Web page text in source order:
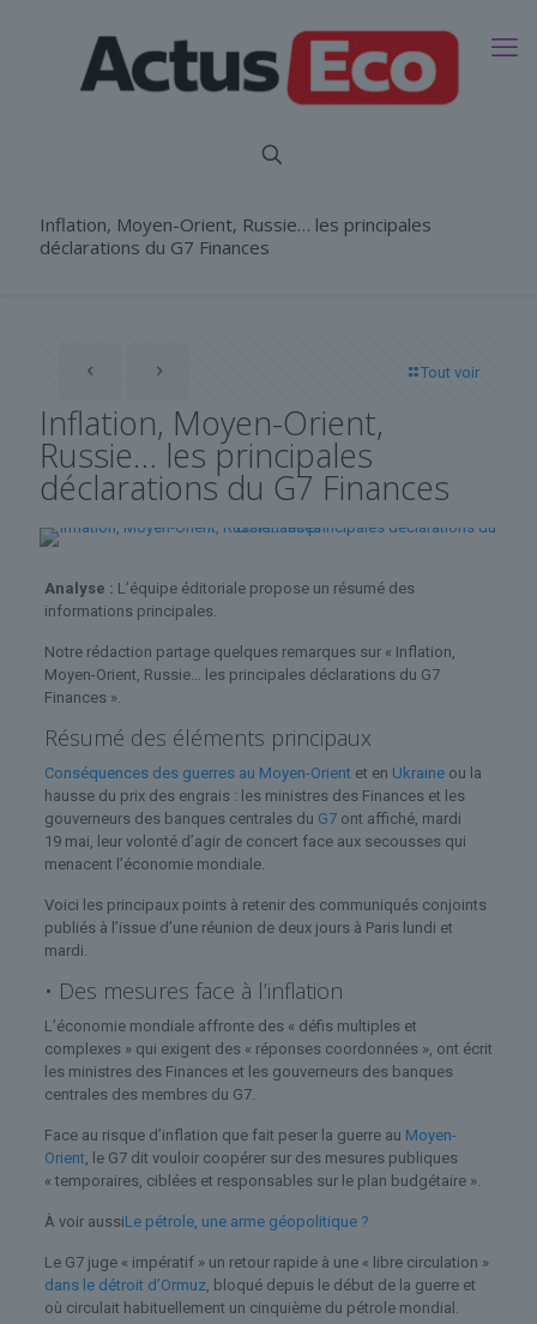
Inflation, Moyen-Orient, Russie… les principales
déclarations du G7 Finances
Tout voir
Inflation, Moyen-Orient,
Russie… les principales
déclarations du G7 Finances
Analyse : L’équipe éditoriale propose un résumé des
informations principales.
Notre rédaction partage quelques remarques sur « Inflation,
Moyen-Orient, Russie… les principales déclarations du G7
Finances ».
Résumé des éléments principaux
Conséquences des guerres au Moyen-Orientet en Ukraineou la
hausse du prix des engrais : les ministres des Finances et les
gouverneurs des banques centrales du G7ont affiché, mardi
19 mai, leur volonté d’agir de concert face aux secousses qui
menacent l’économie mondiale.
Voici les principaux points à retenir des communiqués conjoints
publiés à l’issue d’une réunion de deux jours à Paris lundi et
mardi.
• Des mesures face à l’inflation
L’économie mondiale affronte des « défis multiples et
complexes » qui exigent des « réponses coordonnées », ont écrit
les ministres des Finances et les gouverneurs des banques
centrales des membres du G7.
Face au risque d’inflation que fait peser la guerre au Moyen-
Orient, le G7 dit vouloir coopérer sur des mesures publiques
« temporaires, ciblées et responsables sur le plan budgétaire ».
À voir aussiLe pétrole, une arme géopolitique ?
Le G7 juge « impératif » un retour rapide à une « libre circulation »
dans le détroit d’Ormuz, bloqué depuis le début de la guerre et
où circulait habituellement un cinquième du pétrole mondial.